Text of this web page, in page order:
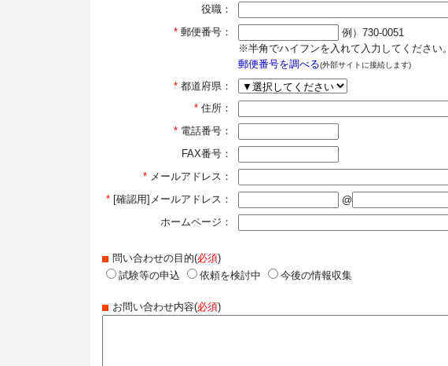
役職：
* 郵便番号：
例）730-0051
※半角でハイフンを入れて入力してください。
郵便番号を調べる(外部サイトに接続します)
* 都道府県：
* 住所：
* 電話番号：
FAX番号：
* メールアドレス：
* [確認用]メールアドレス：
@
ホームページ：
問い合わせの目的(必須)
試験等の申込
依頼を検討中 今後の情報収集
お問い合わせ内容(必須)